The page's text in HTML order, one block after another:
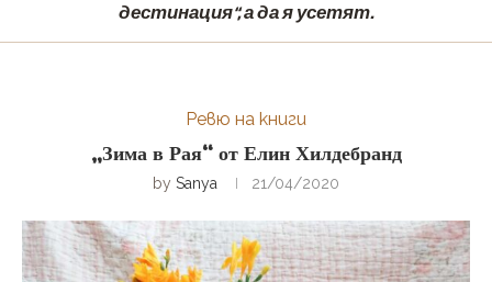
дестинация“, а да я усетят.
Ревю на книги
„Зима в Рая“ от Елин Хилдебранд
by Sanya 21/04/2020